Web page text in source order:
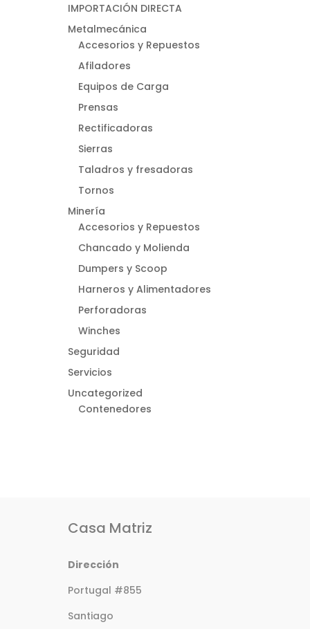
IMPORTACIÓN DIRECTA
Metalmecánica
Accesorios y Repuestos
Afiladores
Equipos de Carga
Prensas
Rectificadoras
Sierras
Taladros y fresadoras
Tornos
Minería
Accesorios y Repuestos
Chancado y Molienda
Dumpers y Scoop
Harneros y Alimentadores
Perforadoras
Winches
Seguridad
Servicios
Uncategorized
Contenedores
Casa Matriz
Dirección
Portugal #855
Santiago